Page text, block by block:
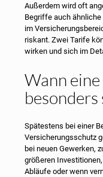
Außerdem wird oft
Begriffe auch
im
riskant. Zwei Tarife
wirken und sich im
Wann
Spätestens bei einer
Versicherungsschutz
bei neuen Gewerken,
größeren
Abläufe oder wenn